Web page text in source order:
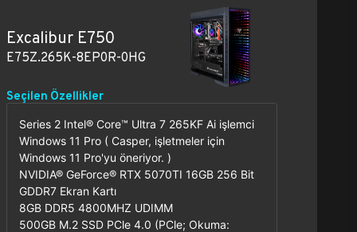
Excalibur E750
E75Z.265K-8EP0R-0HG
Seçilen Özellikler
Series 2 Intel® Core™ Ultra 7 265KF Ai işlemci
Windows 11 Pro ( Casper, işletmeler için
Windows 11 Pro'yu öneriyor. )
NVIDIA® GeForce® RTX 5070TI 16GB 256 Bit
GDDR7 Ekran Kartı
8GB DDR5 4800MHZ UDIMM
500GB M.2 SSD PCle 4.0 (PCle; Okuma: